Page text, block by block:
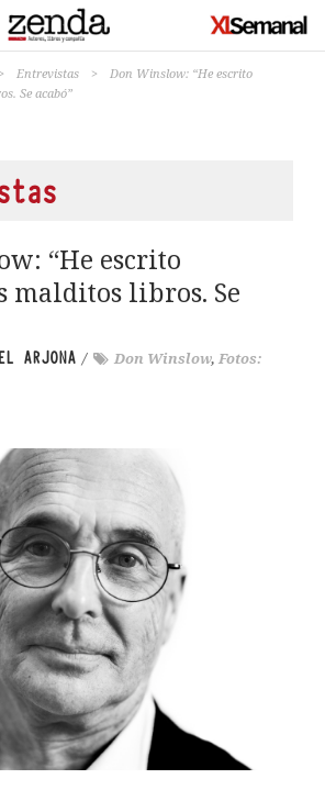
> Entrevistas >
Don Winslow: “He escrito
Se acabó”
“He escrito
malditos libros. Se
ARJONA / Don Winslow, Fotos: